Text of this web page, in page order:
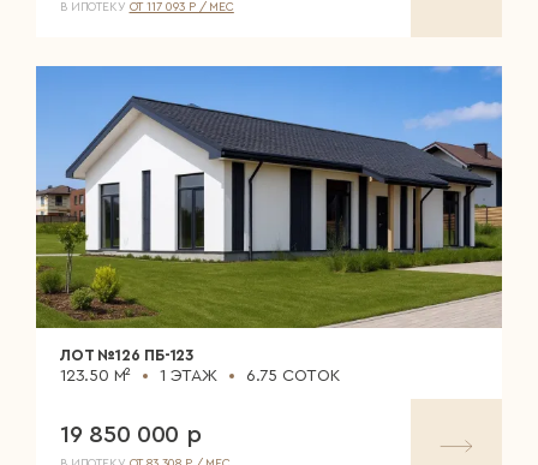
В ИПОТЕКУ ОТ 117 093 Р / МЕС
ЛОТ №126 ПБ-123
123.50 М² 1 ЭТАЖ 6.75 СОТОК
19 850 000 р